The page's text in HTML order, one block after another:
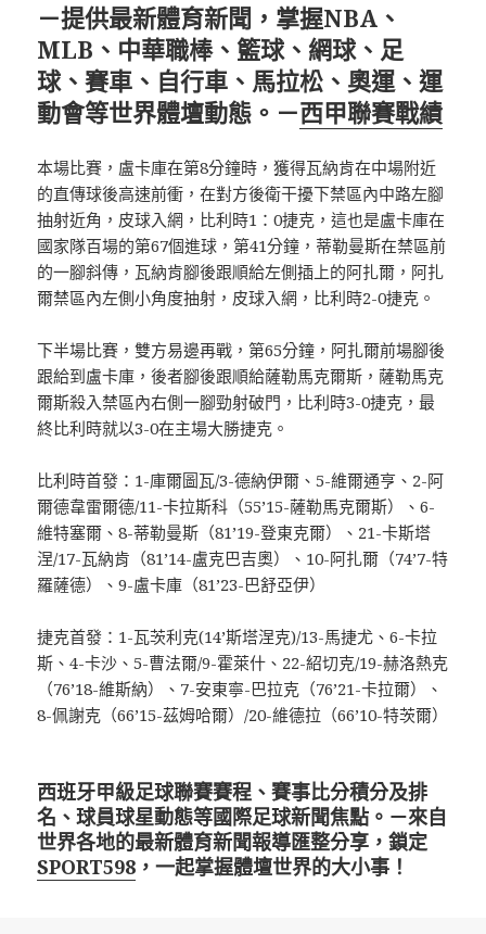
－提供最新體育新聞，掌握NBA、
MLB、中華職棒、籃球、網球、足
球、賽車、自行車、馬拉松、奧運、運
動會等世界體壇動態。－西甲聯賽戰績
本場比賽，盧卡庫在第8分鐘時，獲得瓦納肯在中場附近
的直傳球後高速前衝，在對方後衛干擾下禁區內中路左腳
抽射近角，皮球入網，比利時1：0捷克，這也是盧卡庫在
國家隊百場的第67個進球，第41分鐘，蒂勒曼斯在禁區前
的一腳斜傳，瓦納肯腳後跟順給左側插上的阿扎爾，阿扎
爾禁區內左側小角度抽射，皮球入網，比利時2-0捷克。
下半場比賽，雙方易邊再戰，第65分鐘，阿扎爾前場腳後
跟給到盧卡庫，後者腳後跟順給薩勒馬克爾斯，薩勒馬克
爾斯殺入禁區內右側一腳勁射破門，比利時3-0捷克，最
終比利時就以3-0在主場大勝捷克。
比利時首發：1-庫爾圖瓦/3-德納伊爾、5-維爾通亨、2-阿
爾德韋雷爾德/11-卡拉斯科（55’15-薩勒馬克爾斯）、6-
維特塞爾、8-蒂勒曼斯（81’19-登東克爾）、21-卡斯塔
涅/17-瓦納肯（81’14-盧克巴吉奧）、10-阿扎爾（74’7-特
羅薩德）、9-盧卡庫（81’23-巴舒亞伊）
捷克首發：1-瓦茨利克(14’斯塔涅克)/13-馬捷尤、6-卡拉
斯、4-卡沙、5-曹法爾/9-霍萊什、22-紹切克/19-赫洛熱克
（76’18-維斯納）、7-安東寧-巴拉克（76’21-卡拉爾）、
8-佩謝克（66’15-茲姆哈爾）/20-維德拉（66’10-特茨爾）
西班牙甲級足球聯賽賽程、賽事比分積分及排
名、球員球星動態等國際足球新聞焦點。－來自
世界各地的最新體育新聞報導匯整分享，鎖定
SPORT598 ，一起掌握體壇世界的大小事！